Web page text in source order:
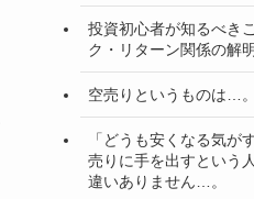
投資初心者が知るべき
ク・リターン関係の解
空売りというものは…。
「どうも安くなる気が
売りに手を出すという
違いありません…。